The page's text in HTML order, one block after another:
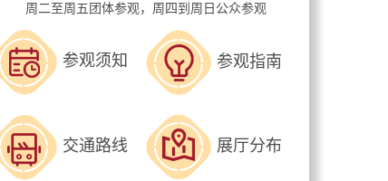
周二至周五团体参观，周四到周日公众参观
参观须知 参观指南
交通路线 展厅分布